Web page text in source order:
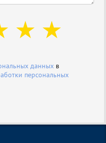
данных в
персональных